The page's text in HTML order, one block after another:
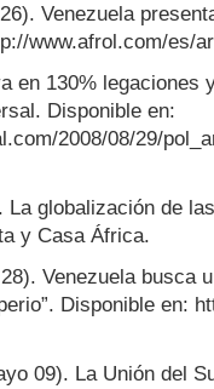
Venezuela
www.afrol.com/es/
en 130% legaciones
Disponible en:
2008/08/29/
La globalización de
y Casa África.
Venezuela busca
Disponible en:
09). La Unión del